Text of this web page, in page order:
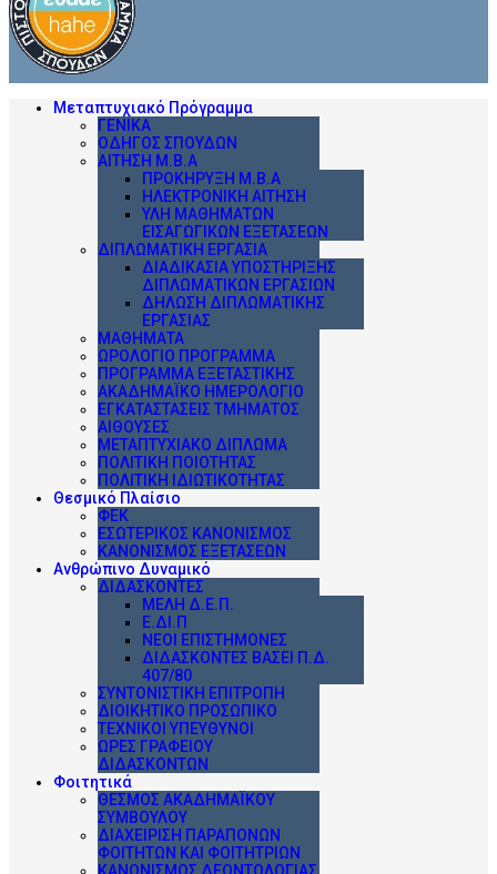
Μεταπτυχιακό Πρόγραμμα
ΓΕΝΙΚΆ
ΟΔΗΓΌΣ ΣΠΟΥΔΏΝ
ΑΊΤΗΣΗ Μ.Β.Α
ΠΡΟΚΉΡΥΞΗ Μ.Β.Α
ΗΛΕΚΤΡΟΝΙΚΉ ΑΊΤΗΣΗ
ΎΛΗ ΜΑΘΗΜΆΤΩΝ
ΕΙΣΑΓΩΓΙΚΏΝ ΕΞΕΤΆΣΕΩΝ
ΔΙΠΛΩΜΑΤΙΚΉ ΕΡΓΑΣΊΑ
ΔΙΑΔΙΚΑΣΊΑ ΥΠΟΣΤΉΡΙΞΗΣ
ΔΙΠΛΩΜΑΤΙΚΏΝ ΕΡΓΑΣΙΏΝ
ΔΉΛΩΣΗ ΔΙΠΛΩΜΑΤΙΚΉΣ
ΕΡΓΑΣΊΑΣ
ΜΑΘΉΜΑΤΑ
ΩΡΟΛΌΓΙΟ ΠΡΌΓΡΑΜΜΑ
ΠΡΌΓΡΑΜΜΑ ΕΞΕΤΑΣΤΙΚΉΣ
ΑΚΑΔΗΜΑΪΚΌ ΗΜΕΡΟΛΌΓΙΟ
ΕΓΚΑΤΑΣΤΆΣΕΙΣ ΤΜΉΜΑΤΟΣ
ΑΊΘΟΥΣΕΣ
ΜΕΤΑΠΤΥΧΙΑΚΌ ΔΊΠΛΩΜΑ
ΠΟΛΙΤΙΚΉ ΠΟΙΌΤΗΤΑΣ
ΠΟΛΙΤΙΚΉ ΙΔΙΩΤΙΚΌΤΗΤΑΣ
Θεσμικό Πλαίσιο
ΦΕΚ
ΕΣΩΤΕΡΙΚΌΣ ΚΑΝΟΝΙΣΜΌΣ
ΚΑΝΟΝΙΣΜΌΣ ΕΞΕΤΆΣΕΩΝ
Ανθρώπινο Δυναμικό
ΔΙΔΆΣΚΟΝΤΕΣ
ΜΈΛΗ Δ.Ε.Π.
Ε.ΔΙ.Π
ΝΈΟΙ ΕΠΙΣΤΉΜΟΝΕΣ
ΔΙΔΆΣΚΟΝΤΕΣ ΒΆΣΕΙ Π.Δ.
407/80
ΣΥΝΤΟΝΙΣΤΙΚΉ ΕΠΙΤΡΟΠΉ
ΔΙΟΙΚΗΤΙΚΌ ΠΡΟΣΩΠΙΚΌ
ΤΕΧΝΙΚΟΊ ΥΠΕΎΘΥΝΟΙ
ΩΡΕΣ ΓΡΑΦΕΙΟΥ
ΔΙΔΑΣΚΟΝΤΩΝ
Φοιτητικά
ΘΕΣΜΌΣ ΑΚΑΔΗΜΑΪΚΟΎ
ΣΥΜΒΟΎΛΟΥ
ΔΙΑΧΕΊΡΙΣΗ ΠΑΡΑΠΌΝΩΝ
ΦΟΙΤΗΤΏΝ ΚΑΙ ΦΟΙΤΗΤΡΙΏΝ